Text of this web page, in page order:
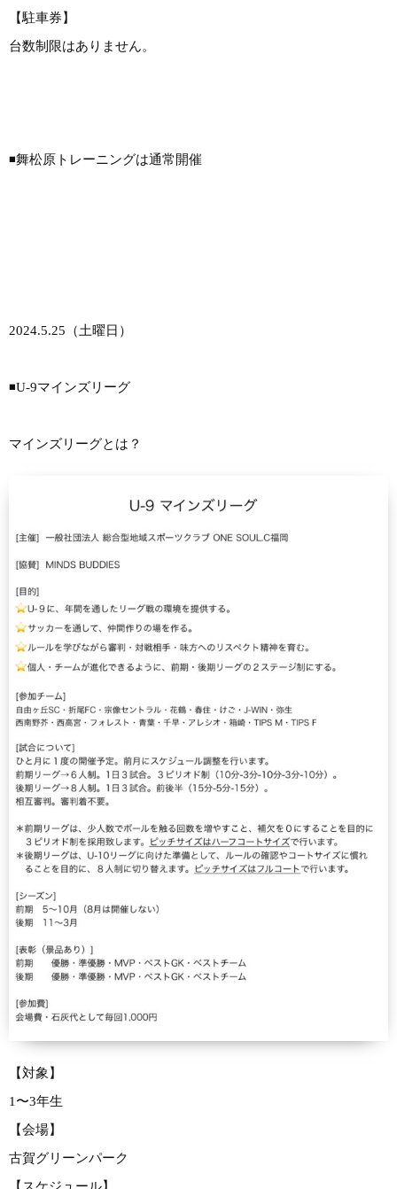
【駐車券】
台数制限はありません。
◾️舞松原トレーニングは通常開催
2024.5.25（土曜日）
◾️U-9マインズリーグ
マインズリーグとは？
【対象】
1〜3年生
【会場】
古賀グリーンパーク